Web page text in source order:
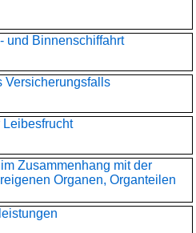
und Binnenschiffahrt
Versicherungsfalls
Zusammenhang mit der
Organen, Organteilen